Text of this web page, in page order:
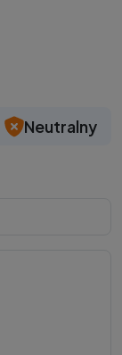
Neutralny